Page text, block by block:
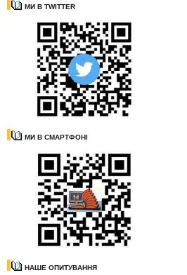
МИ В TWITTER
МИ В СМАРТФОНІ
НАШЕ ОПИТУВАННЯ